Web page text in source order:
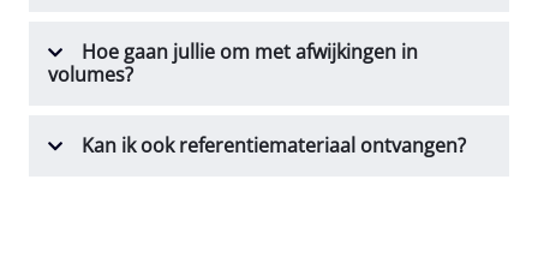
Hoe gaan jullie om met afwijkingen in
volumes?
Kan ik ook referentiemateriaal ontvangen?